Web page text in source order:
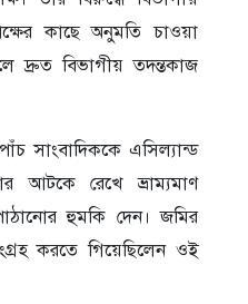
কাছে অনুমতি চাওয়া
দ্রুত বিভাগীয় তদন্তকাজ
সাংবাদিককে এসিল্যান্ড
আটকে রেখে ভ্রাম্যমাণ
হুমকি দেন। জমির
করতে গিয়েছিলেন ওই